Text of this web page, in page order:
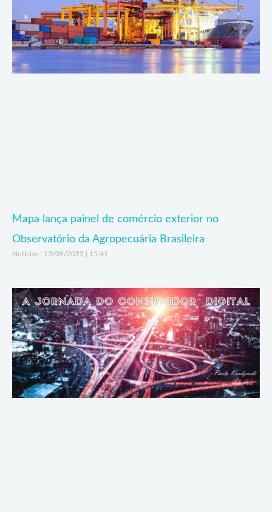
Mapa lança painel de comércio exterior no
Observatório da Agropecuária Brasileira
Noticias 13/09/2022 15:41